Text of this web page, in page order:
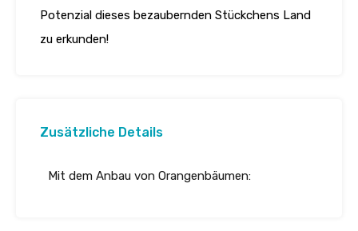
Potenzial dieses bezaubernden Stückchens Land
zu erkunden!
Zusätzliche Details
Mit dem Anbau von Orangenbäumen: